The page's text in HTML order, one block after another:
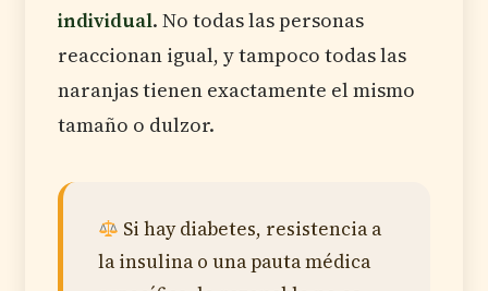
individual. No todas las personas
reaccionan igual, y tampoco todas las
naranjas tienen exactamente el mismo
tamaño o dulzor.
Si hay diabetes, resistencia a
la insulina o una pauta médica